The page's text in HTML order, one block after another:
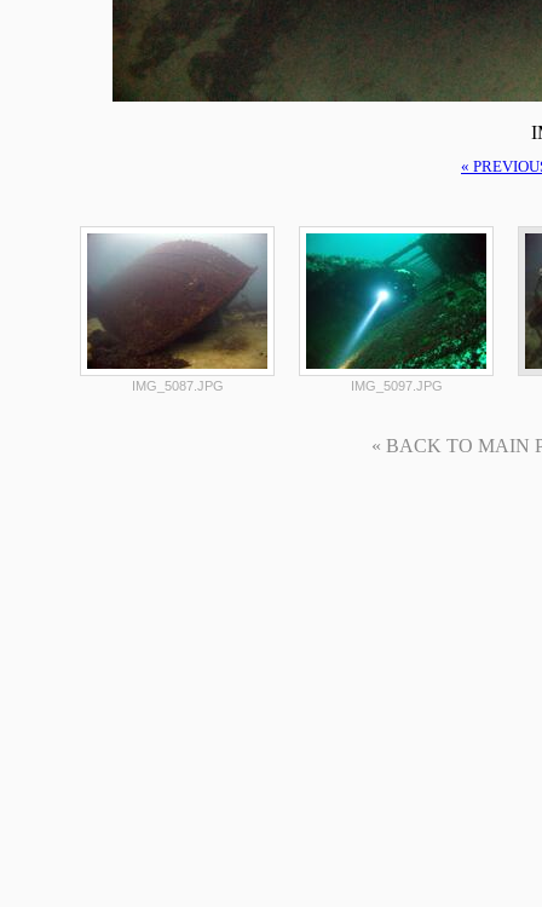
«
IMG_5087.JPG IMG_5097.JPG
« BACK TO MAIN